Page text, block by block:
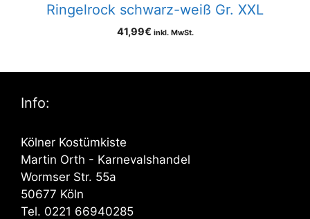
Ringelrock schwarz-weiß Gr. XXL
41,99€ inkl. MwSt.
Info:
Kölner Kostümkiste
Martin Orth - Karnevalshandel
Wormser Str. 55a
50677 Köln
Tel. 0221 66940285